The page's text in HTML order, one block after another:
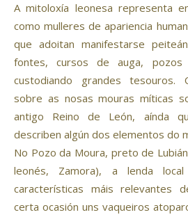
A mitoloxía leonesa representa
como mulleres de apariencia
que adoitan manifestarse
fontes, cursos de auga,
custodiando grandes tesouros.
sobre as nosas mouras míticas
antigo Reino de León, aínda
describen algún dos elementos do
No Pozo da Moura, preto de
leonés, Zamora), a lenda
características máis relevantes
certa ocasión uns vaqueiros